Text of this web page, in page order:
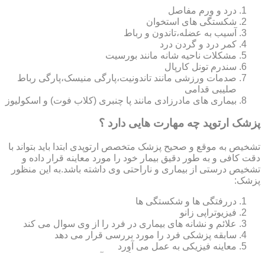
درد و ورم مفاصل
شکستگی های استخوان
آسیب به عضله،تاندون و رباط
کمر درد و گردن درد
مشکلات ناحیه شانه مانند بورسیت
سندرم تونل کارپال
صدمات ورزشی مانند تاندونیت،پارگی منیسک،پارگی رباط
صلیبی قدامی
بیماری های مادرزادی مانند پا چنبری (کلاب فوت) و اسکولیوز
پزشک ارتوپد چه مهارت هایی دارد ؟
تشخیص به موقع و صحیح پزشک متخصص ارتوپدی ابتدا باید بتواند با
دقت کافی و به طور دقیق بیمار خود را مورد معاینه قرار داده و
تشخیص درستی از بیماری و ناراحتی وی داشته باشد.به این منظور
پزشک:
دررفتگی ها و شکستگی ها
فیزیوتراپی زانو
علائم و نشانه های بیماری در فرد را از وی سوال می کند
سابقه پزشکی فرد را مورد بررسی قرار می دهد
معاینه فیزیکی به عمل می آورد